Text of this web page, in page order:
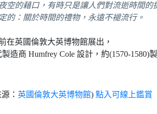
空的藉口，有時只是讓人們對流逝時間的
的：關於時間的禮物，永遠不褪流行。
在英國倫敦大英博物館展出，
造商 Humfrey Cole 設計，約(1570-1580)
： 英國倫敦大英博物館) 點入可線上鑑賞